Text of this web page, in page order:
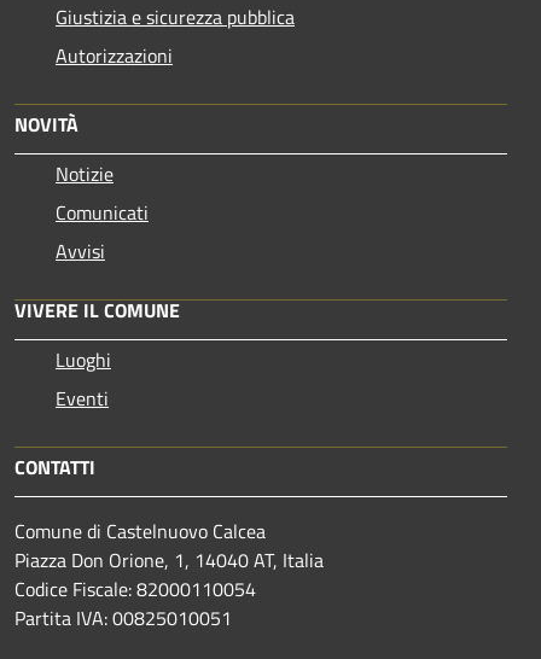
Giustizia e sicurezza pubblica
Autorizzazioni
NOVITÀ
Notizie
Comunicati
Avvisi
VIVERE IL COMUNE
Luoghi
Eventi
CONTATTI
Comune di Castelnuovo Calcea
Piazza Don Orione, 1, 14040 AT, Italia
Codice Fiscale: 82000110054
Partita IVA: 00825010051